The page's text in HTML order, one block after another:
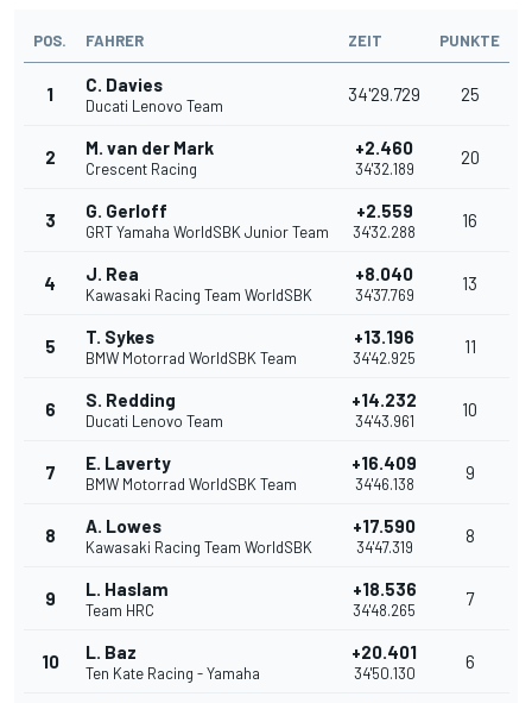
POS. FAHRER ZEIT PUNKTE
1 C. Davies
Ducati Lenovo Team
34'29.729 25
2 M. van der Mark
Crescent Racing
+2.460
34'32.189
20
3 G. Gerloff
GRT Yamaha WorldSBK Junior Team
+2.559
34'32.288
16
4 J. Rea
Kawasaki Racing Team WorldSBK
+8.040
34'37.769
13
5 T. Sykes
BMW Motorrad WorldSBK Team
+13.196
34'42.925
11
6 S. Redding
Ducati Lenovo Team
+14.232
34'43.961
10
7 E. Laverty
BMW Motorrad WorldSBK Team
+16.409
34'46.138
9
8 A. Lowes
Kawasaki Racing Team WorldSBK
+17.590
34'47.319
8
9 L. Haslam
Team HRC
+18.536
34'48.265
7
10 L. Baz
Ten Kate Racing - Yamaha
+20.401
34'50.130
6